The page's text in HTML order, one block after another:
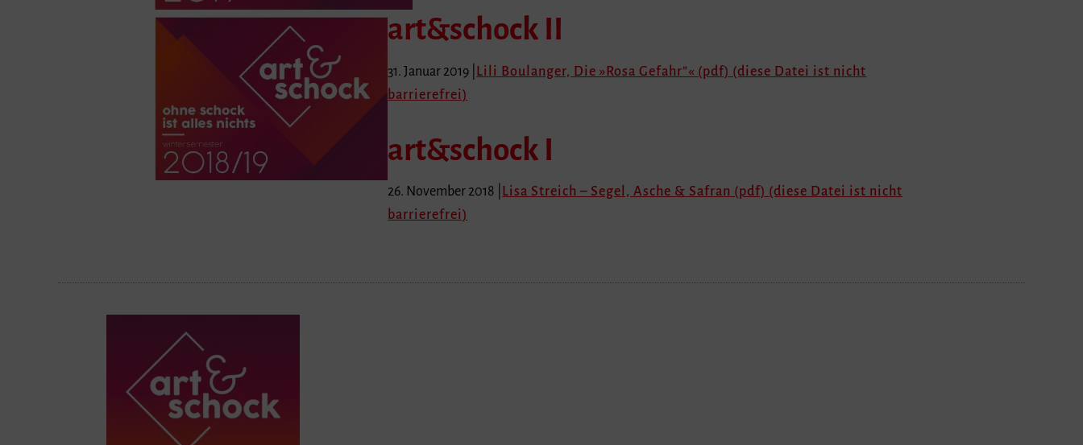
art&schock II
31. Januar 2019 |
Lili Boulanger, Die »Rosa Gefahr”« (pdf) (diese Datei ist nicht
barrierefrei)
art&schock I
26. November 2018 |
Lisa Streich – Segel, Asche & Safran (pdf) (diese Datei ist nicht
barrierefrei)